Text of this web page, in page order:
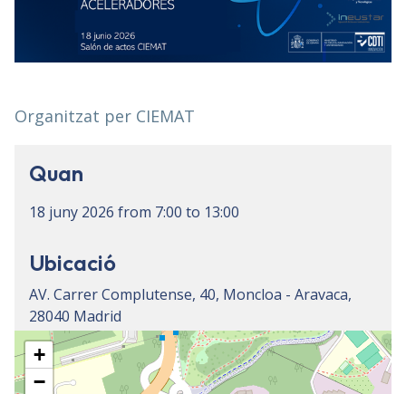
Organitzat per CIEMAT
Quan
18 juny 2026 from 7:00 to 13:00
Ubicació
AV. Carrer Complutense, 40, Moncloa - Aravaca,
28040 Madrid
+
−